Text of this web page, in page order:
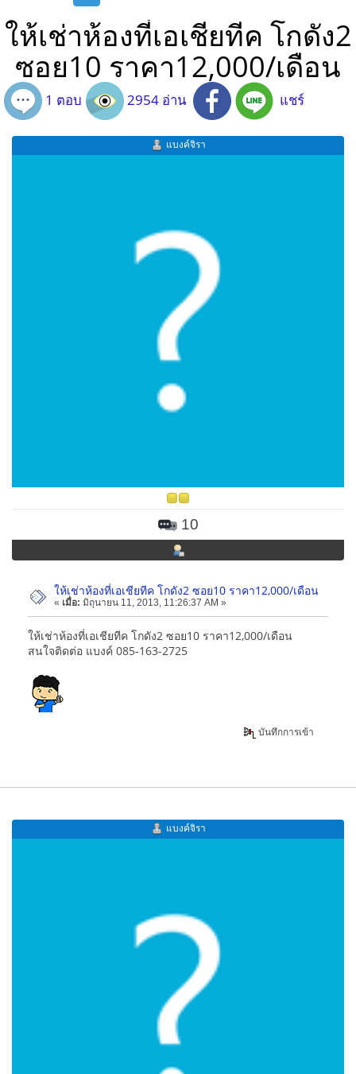
ให้เช่าห้องที่เอเชียทีค โกดัง2
ซอย10 ราคา12,000/เดือน
1 ตอบ 2954 อ่าน แชร์
แบงค์จิรา
10
ให้เช่าห้องที่เอเชียทีค โกดัง2 ซอย10 ราคา12,000/เดือน
« เมื่อ: มิถุนายน 11, 2013, 11:26:37 AM »
ให้เช่าห้องที่เอเชียทีค โกดัง2 ซอย10 ราคา12,000/เดือน
สนใจติดต่อ แบงค์ 085-163-2725
บันทึกการเข้า
แบงค์จิรา